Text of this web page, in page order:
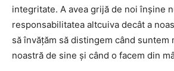
integritate. A avea grijă de noi înșine
responsabilitatea altcuiva decât a
să învățăm să distingem când suntem
noastră de sine și când o facem din